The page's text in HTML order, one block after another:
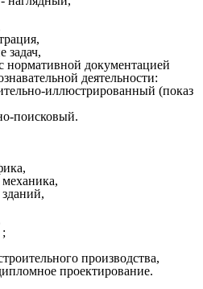
документацией
деятельности:
(показ
механика,
зданий,
производства,
проектирование.